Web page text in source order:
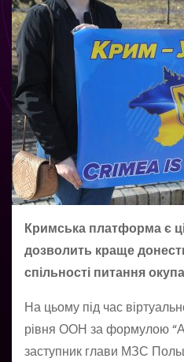
Кримська платформа є
дозволить краще
спільності питання
На цьому під час
рівня ООН за формулою
заступник глави МЗС